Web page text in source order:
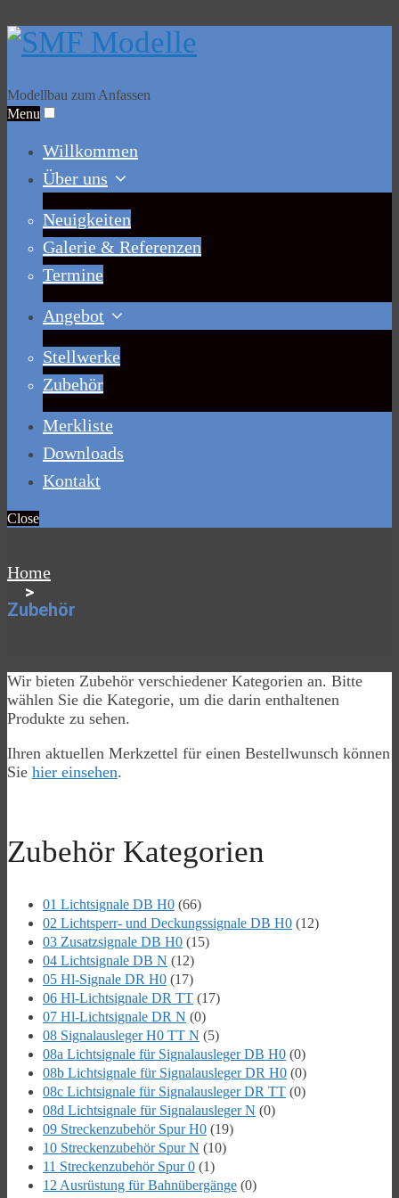
Modellbau zum Anfassen
Menu
Willkommen
Über uns
Neuigkeiten
Galerie & Referenzen
Termine
Angebot
Stellwerke
Zubehör
Merkliste
Downloads
Kontakt
Close
Home
>
Zubehör
Wir bieten Zubehör verschiedener Kategorien an. Bitte
wählen Sie die Kategorie, um die darin enthaltenen
Produkte zu sehen.
Ihren aktuellen Merkzettel für einen Bestellwunsch können
Sie hier einsehen.
Zubehör Kategorien
01 Lichtsignale DB H0 (66)
02 Lichtsperr- und Deckungssignale DB H0 (12)
03 Zusatzsignale DB H0 (15)
04 Lichtsignale DB N (12)
05 Hl-Signale DR H0 (17)
06 Hl-Lichtsignale DR TT (17)
07 Hl-Lichtsignale DR N (0)
08 Signalausleger H0 TT N (5)
08a Lichtsignale für Signalausleger DB H0 (0)
08b Lichtsignale für Signalausleger DR H0 (0)
08c Lichtsignale für Signalausleger DR TT (0)
08d Lichtsignale für Signalausleger N (0)
09 Streckenzubehör Spur H0 (19)
10 Streckenzubehör Spur N (10)
11 Streckenzubehör Spur 0 (1)
12 Ausrüstung für Bahnübergänge (0)